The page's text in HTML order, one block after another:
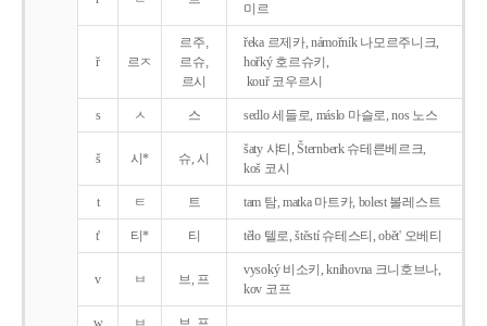
미르
ř 르ㅈ
르주,
르슈,
르시
řeka 르제카, námořník 나모르주니크,
hořký 호르슈키,
kouř 코우르시
s ㅅ 스 sedlo 세들로, máslo 마슬로, nos 노스
š 시* 슈, 시
šaty 샤티, Šternberk 슈테른베르크,
koš 코시
t ㅌ 트 tam 탐, matka 마트카, bolest 볼레스트
t' 티* 티 tělo 텔로, štěstí 슈테스티, obět' 오베티
v ㅂ 브, 프
vysoký 비소키, knihovna 크니호브나,
kov 코프
w ㅂ 브, 프